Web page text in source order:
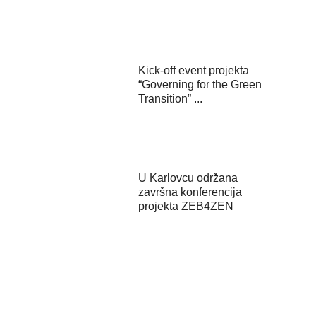
Kick-off event projekta
“Governing for the Green
Transition” ...
U Karlovcu održana
završna konferencija
projekta ZEB4ZEN